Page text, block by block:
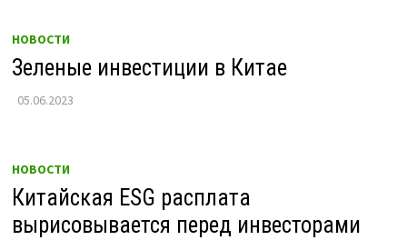
НОВОСТИ
Зеленые инвестиции в Китае
05.06.2023
НОВОСТИ
Китайская ESG расплата
вырисовывается перед инвесторами